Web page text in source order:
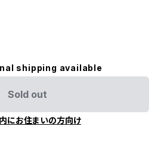
shipping available
Sold out
にお住まいの方向け